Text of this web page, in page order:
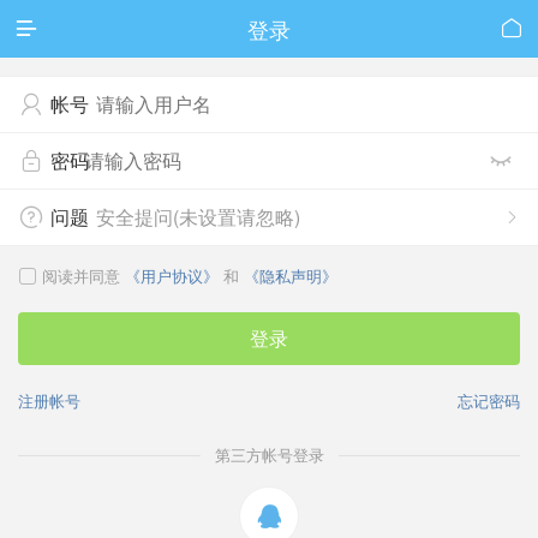
 登录 
 帐号
 密码 
 问题 
安全提问(未设置请忽略)
 阅读并同意 《用户协议》 和 《隐私声明》
登录
忘记密码
注册帐号
第三方帐号登录
